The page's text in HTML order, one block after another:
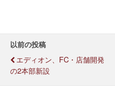
以前の投稿
エディオン、FC・店舗開発
の2本部新設